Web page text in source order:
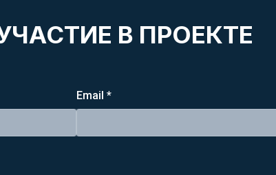
В ПРОЕКТЕ
Email *